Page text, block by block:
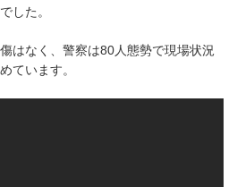
した。
はなく、警察は80人態勢で現場状況
ています。